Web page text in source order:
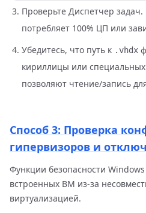
Проверьте Диспетчер задач.
потребляет 100% ЦП или
Убедитесь, что путь к .vhdx
кириллицы или
позволяют чтение/запись
Способ 3: Проверка
гипервизоров и
Функции безопасности Windows
встроенных ВМ из-за
виртуализацией.